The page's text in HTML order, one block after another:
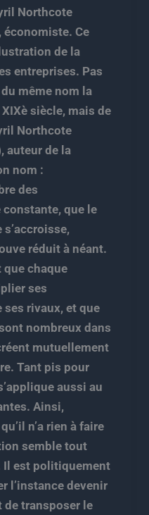
Northcote
Ce
de la
entreprises. Pas
même nom la
siècle, mais de
Northcote
auteur de la
nom :
des
que le
réduit à néant.
que chaque
ses
rivaux, et que
nombreux dans
mutuellement
Tant pis pour
aussi au
Ainsi,
n’a rien à faire
semble tout
Il est politiquement
l’instance devenir
transposer le